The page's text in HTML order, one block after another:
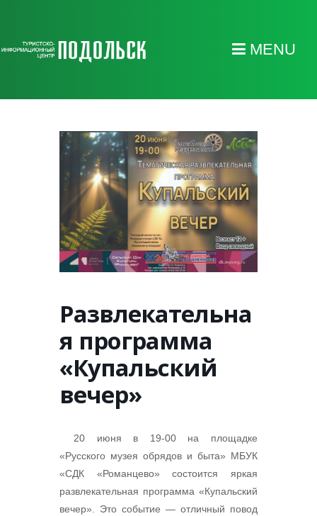
MENU
Развлекательна
я программа
«Купальский
вечер»
20 июня в 19-00 на площадке
«Русского музея обрядов и быта» МБУК
«СДК «Романцево» состоится яркая
развлекательная программа «Купальский
вечер». Это событие — отличный повод